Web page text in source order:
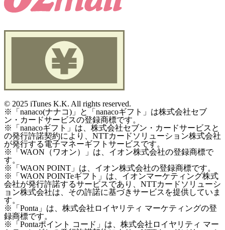
© 2025 iTunes K.K. All rights reserved.
※「nanaco(ナナコ)」と「nanacoギフト」は株式会社セブ
ン・カードサービスの登録商標です。
※「nanacoギフト」は、株式会社セブン・カードサービスと
の発行許諾契約により、NTTカードソリューション株式会社
が発行する電子マネーギフトサービスです。
※「WAON（ワオン）」は、イオン株式会社の登録商標で
す。
※「WAON POINT」は、イオン株式会社の登録商標です。
※「WAON POINTeギフト」は、イオンマーケティング株式
会社が発行許諾するサービスであり、NTTカードソリューシ
ョン株式会社は、その許諾に基づきサービスを提供していま
す。
※「Ponta」は、株式会社ロイヤリティ マーケティングの登
録商標です。
※「Pontaポイント コード」は、株式会社ロイヤリティ マー